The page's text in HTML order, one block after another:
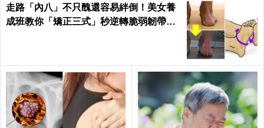
走路「內八」不只醜還容易絆倒！美女養
成班教你「矯正三式」秒逆轉脆弱韌帶肌